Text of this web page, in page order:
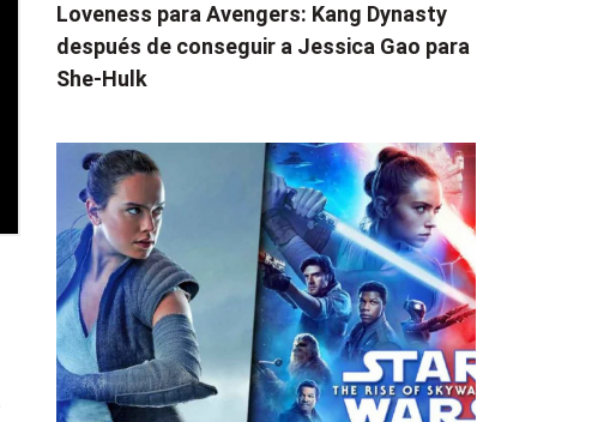
Loveness para Avengers: Kang Dynasty
después de conseguir a Jessica Gao para
She-Hulk